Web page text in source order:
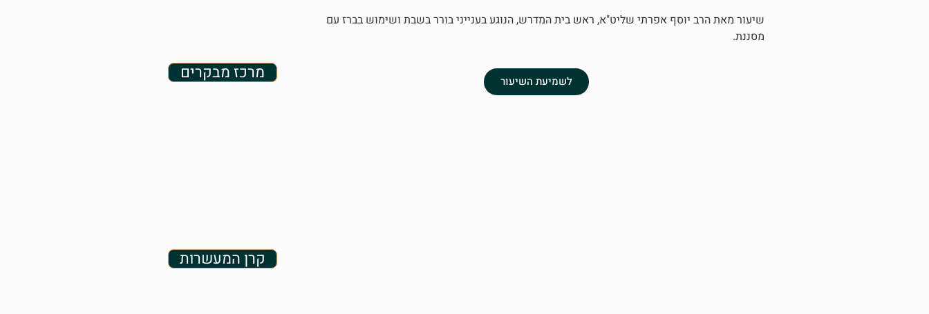
שיעור מאת הרב יוסף אפרתי שליט"א, ראש בית המדרש, הנוגע בענייני בורר בשבת ושימוש בברז עם
מסננת.
לשמיעת השיעור מרכז מבקרים
קרן המעשרות